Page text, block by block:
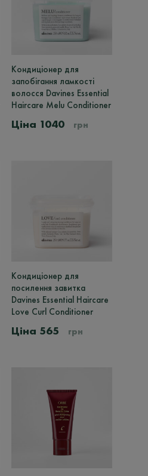
Цей
товар
має
кілька
Параметри
Кондиціонер для
запобігання ламкості
волосся Davines Essential
Haircare Melu Conditioner
1040 грн
Цей
товар
має
кілька
Параметри
товару
Кондиціонер для
посилення завитка
Davines Essential Haircare
Love Curl Conditioner
565 грн